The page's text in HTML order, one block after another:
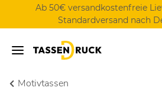
Ab 50€ versandkostenfreie
Standardversand nach
Motivtassen